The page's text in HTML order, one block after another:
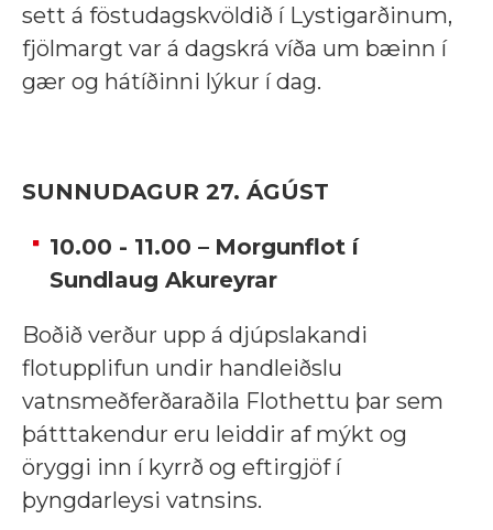
sett á föstudagskvöldið í Lystigarðinum,
fjölmargt var á dagskrá víða um bæinn í
gær og hátíðinni lýkur í dag.
SUNNUDAGUR 27. ÁGÚST
10.00 - 11.00 – Morgunflot í
Sundlaug Akureyrar
Boðið verður upp á djúpslakandi
flotupplifun undir handleiðslu
vatnsmeðferðaraðila Flothettu þar sem
þátttakendur eru leiddir af mýkt og
öryggi inn í kyrrð og eftirgjöf í
þyngdarleysi vatnsins.